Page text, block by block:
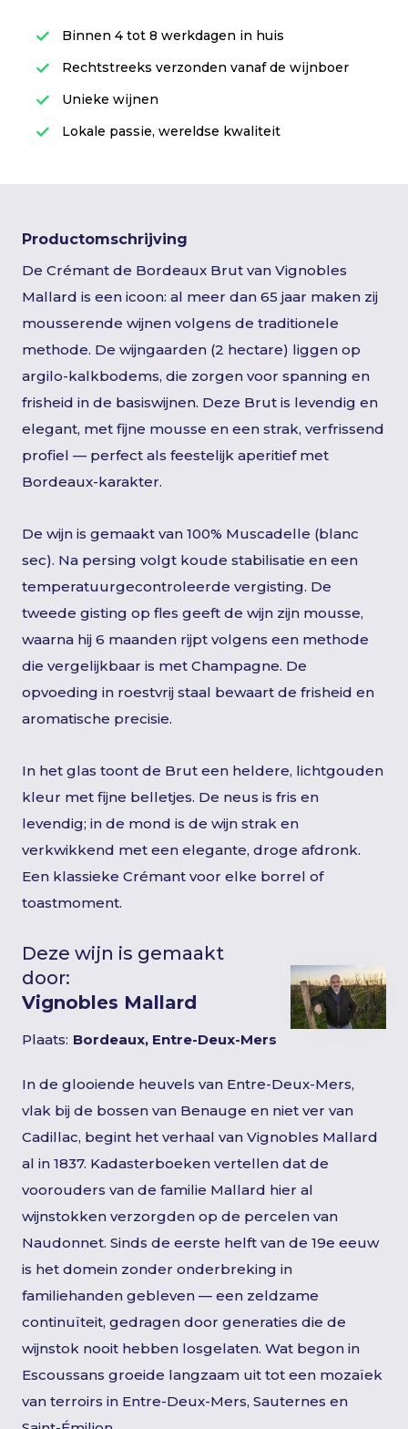
Binnen 4 tot 8 werkdagen in huis
Rechtstreeks verzonden vanaf de wijnboer
Unieke wijnen
Lokale passie, wereldse kwaliteit
Productomschrijving
De Crémant de Bordeaux Brut van Vignobles
Mallard is een icoon: al meer dan 65 jaar maken zij
mousserende wijnen volgens de traditionele
methode. De wijngaarden (2 hectare) liggen op
argilo-kalkbodems, die zorgen voor spanning en
frisheid in de basiswijnen. Deze Brut is levendig en
elegant, met fijne mousse en een strak, verfrissend
profiel — perfect als feestelijk aperitief met
Bordeaux-karakter.
De wijn is gemaakt van 100% Muscadelle (blanc
sec). Na persing volgt koude stabilisatie en een
temperatuurgecontroleerde vergisting. De
tweede gisting op fles geeft de wijn zijn mousse,
waarna hij 6 maanden rijpt volgens een methode
die vergelijkbaar is met Champagne. De
opvoeding in roestvrij staal bewaart de frisheid en
aromatische precisie.
In het glas toont de Brut een heldere, lichtgouden
kleur met fijne belletjes. De neus is fris en
levendig; in de mond is de wijn strak en
verkwikkend met een elegante, droge afdronk.
Een klassieke Crémant voor elke borrel of
toastmoment.
Deze wijn is gemaakt
door:
Vignobles Mallard
Plaats: Bordeaux, Entre-Deux-Mers
In de glooiende heuvels van Entre-Deux-Mers,
vlak bij de bossen van Benauge en niet ver van
Cadillac, begint het verhaal van Vignobles Mallard
al in 1837. Kadasterboeken vertellen dat de
voorouders van de familie Mallard hier al
wijnstokken verzorgden op de percelen van
Naudonnet. Sinds de eerste helft van de 19e eeuw
is het domein zonder onderbreking in
familiehanden gebleven — een zeldzame
continuïteit, gedragen door generaties die de
wijnstok nooit hebben losgelaten. Wat begon in
Escoussans groeide langzaam uit tot een mozaïek
van terroirs in Entre-Deux-Mers, Sauternes en